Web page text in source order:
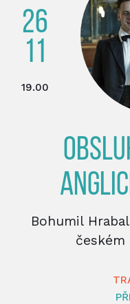
26
11
19.00
Bohumil